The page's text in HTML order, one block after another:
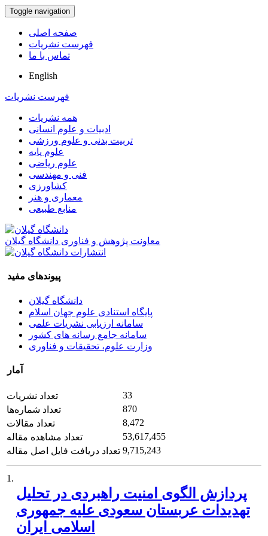
Toggle navigation
صفحه اصلی
فهرست نشریات
تماس با ما
English
فهرست نشریات
همه نشریات
ادبیات و علوم انسانی
تربیت بدنی و علوم ورزشی
علوم پایه
علوم ریاضی
فنی و مهندسی
کشاورزی
معماری و هنر
منابع طبیعی
معاونت پژوهش و فناوری دانشگاه گیلان
پیوندهای مفید
دانشگاه گیلان
پایگاه استنادی علوم جهان اسلام
سامانه ارزیابی نشریات علمی
سامانه جامع رسانه های کشور
وزارت علوم، تحقیقات و فناوری
آمار
تعداد نشریات
33
تعداد شماره‌ها
870
تعداد مقالات
8,472
تعداد مشاهده مقاله
53,617,455
تعداد دریافت فایل اصل مقاله 9,715,243
1.
پردازش الگوی امنیت راهبردی در تحلیل
تهدیدات عربستان سعودی علیه جمهوری
اسلامی ایران